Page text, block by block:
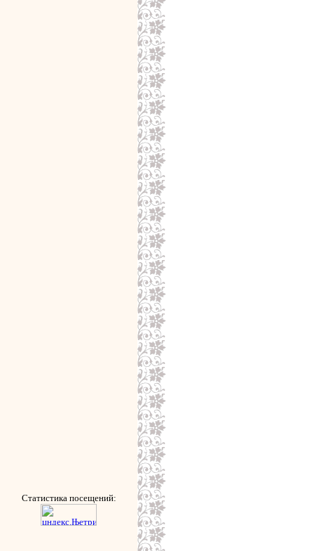
Статистика посещений: